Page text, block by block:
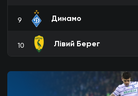
9 Динамо
10 Лівий Берег